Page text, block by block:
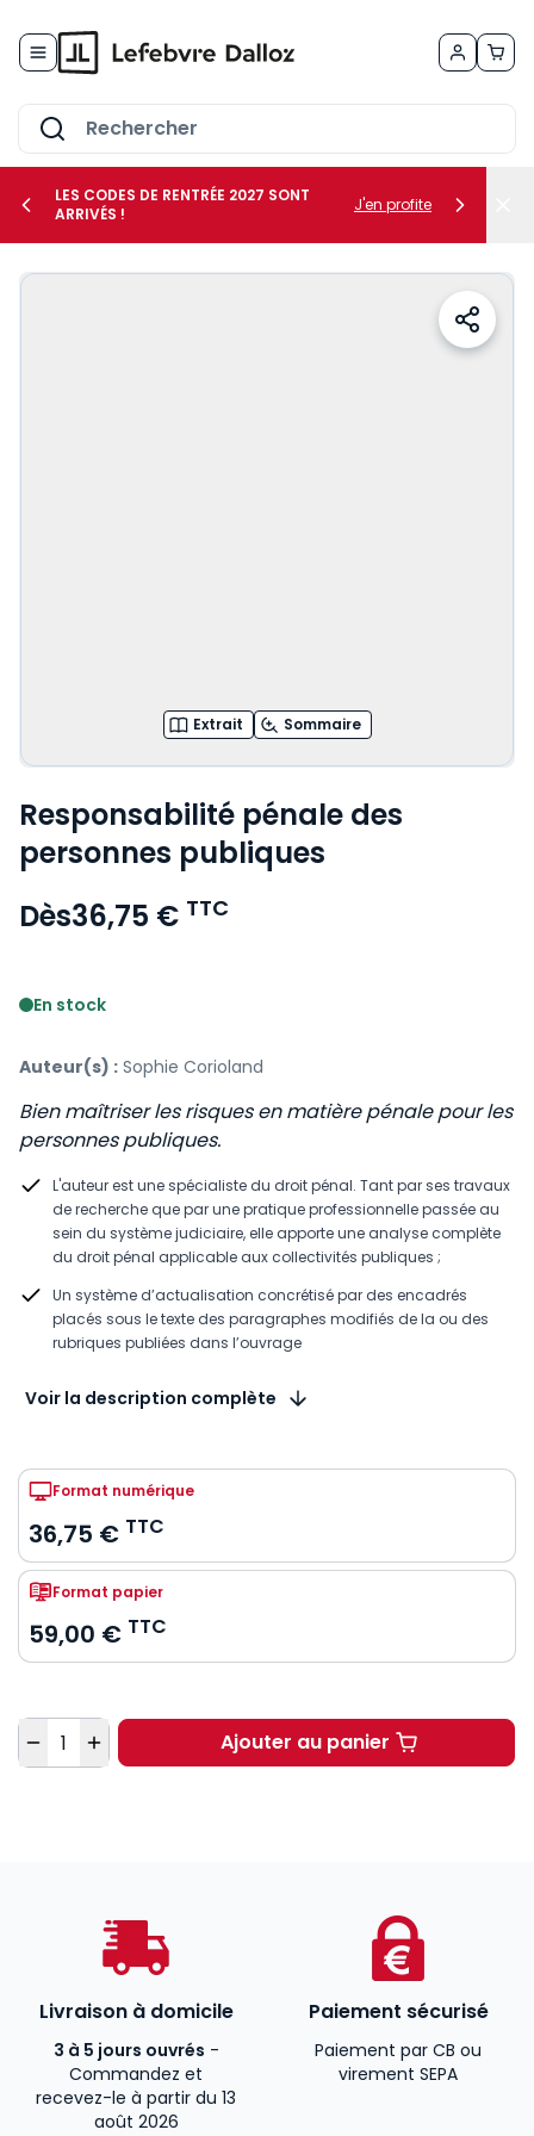
le sous-menu Vos métiers
LES CODES DE RENTRÉE 2027 SONT
ARRIVÉS !
J'en profite
Extrait Sommaire
Responsabilité pénale des
personnes publiques
Dès36,75 € TTC
En stock
Auteur(s) : Sophie Corioland
Bien maîtriser les risques en matière pénale pour les
personnes publiques.
L'auteur est une spécialiste du droit pénal. Tant par ses travaux
de recherche que par une pratique professionnelle passée au
sein du système judiciaire, elle apporte une analyse complète
du droit pénal applicable aux collectivités publiques ;
Un système d’actualisation concrétisé par des encadrés
placés sous le texte des paragraphes modifiés de la ou des
rubriques publiées dans l’ouvrage
Voir la description complète
Format numérique
36,75 € TTC
Format papier
59,00 € TTC
Quantité Ajouter au panierResponsabilité
Livraison à domicile
3 à 5 jours ouvrés -
Commandez et
recevez-le à partir du 13
août 2026
Paiement sécurisé
Paiement par CB ou
virement SEPA